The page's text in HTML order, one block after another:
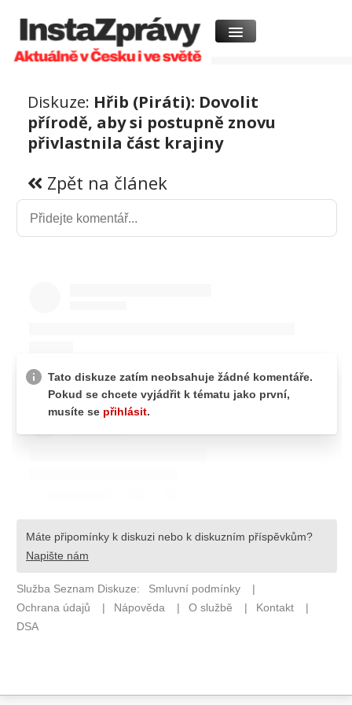
Diskuze: Hřib (Piráti): Dovolit
přírodě, aby si postupně znovu
přivlastnila část krajiny
Zpět na článek